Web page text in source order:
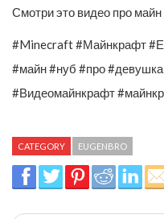
Смотри это видео про майн
#Minecraft #Майнкрафт
#майн #нуб #про
#Видеомайнкрафт
CATEGORY EUGENBRO